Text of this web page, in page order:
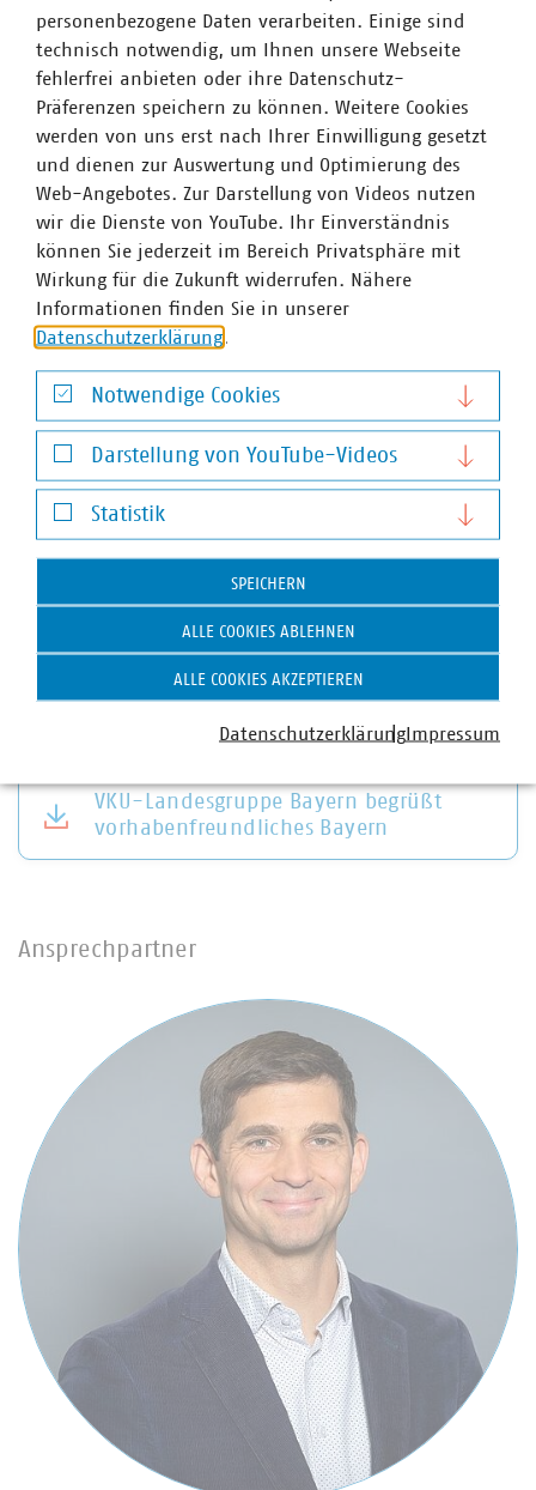
Telekommunikation. Mit über 300.000 Beschäftigten
wurden 2021 Umsatzerlöse von 141 Milliarden Euro
erwirtschaftet und mehr als 17 Milliarden Euro investiert.
Im Endkundensegment haben die VKU-
Mitgliedsunternehmen signifikante Marktanteile in
zentralen Ver- und Entsorgungsbereichen: Strom 66
Prozent, Gas 60 Prozent, Wärme 88 Prozent, Trinkwasser
89 Prozent, Abwasser 45 Prozent. Die kommunale
Abfallwirtschaft entsorgt jeden Tag 31.500 Tonnen Abfall
und hat seit 1990 rund 78 Prozent ihrer CO2-Emissionen
eingespart – damit ist sie der Hidden Champion des
Klimaschutzes. Immer mehr Mitgliedsunternehmen
engagieren sich im Breitbandausbau: 206 Unternehmen
investieren pro Jahr über 822 Millionen Euro. Künftig
wollen 80 Prozent der kommunalen Unternehmen den
Mobilfunkunternehmen Anschlüsse für Antennen an ihr
Glasfasernetz anbieten.
Zahlen Daten Fakten 2023
In Bayern sind 214 kommunale Unternehmen im VKU
organisiert. Die VKU-Mitgliedsunternehmen in Bayern
leisten jährlich Investitionen in Höhe von über 2,5
Milliarden Euro, erwirtschaften einen Umsatz von fast 18
Milliarden Euro und sind wichtiger Arbeitgeber für über
41.000 Beschäftigte.
VKU-Landesgruppe Bayern begrüßt
vorhabenfreundliches Bayern
Ansprechpartner
personenbezogene Daten verarbeiten. Einige sind
technisch notwendig, um Ihnen unsere Webseite
fehlerfrei anbieten oder ihre Datenschutz-
Präferenzen speichern zu können. Weitere Cookies
werden von uns erst nach Ihrer Einwilligung gesetzt
und dienen zur Auswertung und Optimierung des
Web-Angebotes. Zur Darstellung von Videos nutzen
wir die Dienste von YouTube. Ihr Einverständnis
können Sie jederzeit im Bereich Privatsphäre mit
Wirkung für die Zukunft widerrufen. Nähere
Informationen finden Sie in unserer
Datenschutzerklärung.
Notwendige Cookies
Notwendige Cookies
Darstellung von YouTube-Videos
Darstellung von YouTube-Videos
Statistik
Statistik
SPEICHERN
ALLE COOKIES ABLEHNEN
ALLE COOKIES AKZEPTIEREN
DatenschutzerklärungImpressum